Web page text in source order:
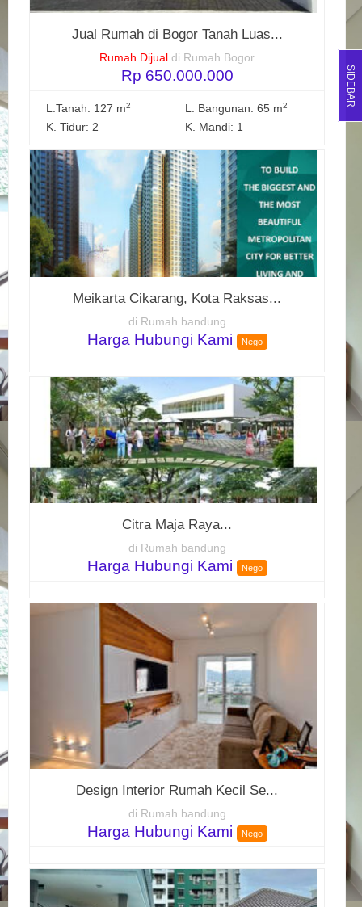
Jual Rumah di Bogor Tanah Luas...
Rumah Dijual di Rumah Bogor
Rp 650.000.000
L.Tanah: 127 m2 L. Bangunan: 65 m2
K. Tidur: 2 K. Mandi: 1
Meikarta Cikarang, Kota Raksas...
di Rumah bandung
Harga Hubungi Kami Nego
Citra Maja Raya...
di Rumah bandung
Harga Hubungi Kami Nego
Design Interior Rumah Kecil Se...
di Rumah bandung
Harga Hubungi Kami Nego
SIDEBAR